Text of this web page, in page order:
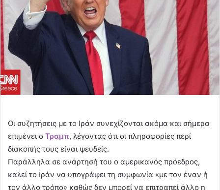
Οι συζητήσεις με το Ιράν συνεχίζονται ακόμα και σήμερα
επιμένει ο Τραμπ, λέγοντας ότι οι πληροφορίες περί
διακοπής τους είναι ψευδείς.
Παράλληλα σε ανάρτησή του ο αμερικανός πρόεδρος,
καλεί το Ιράν να υπογράψει τη συμφωνία «με τον έναν ή
τον άλλο τρόπο» καθώς δεν μπορεί να επιτραπεί άλλο η